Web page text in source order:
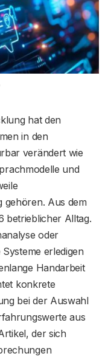
hat den
in den
verändert wie
und
gehören. Aus dem
betrieblicher Alltag.
oder
erledigen
Handarbeit
konkrete
bei der Auswahl
aus
der sich